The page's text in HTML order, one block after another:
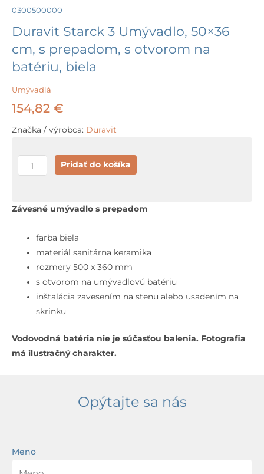
0300500000
Duravit Starck 3 Umývadlo, 50×36
cm, s prepadom, s otvorom na
batériu, biela
Umývadlá
154,82 €
Značka / výrobca: Duravit
množstvo
Duravit
3
50x36
cm,
prepadom,
otvorom
batériu,
biela
Pridať do košíka
Závesné umývadlo s prepadom
farba biela
materiál sanitárna keramika
rozmery 500 x 360 mm
s otvorom na umývadlovú batériu
inštalácia zavesením na stenu alebo usadením na
skrinku
Vodovodná batéria nie je súčasťou balenia. Fotografia
má ilustračný charakter.
Opýtajte sa nás
Meno